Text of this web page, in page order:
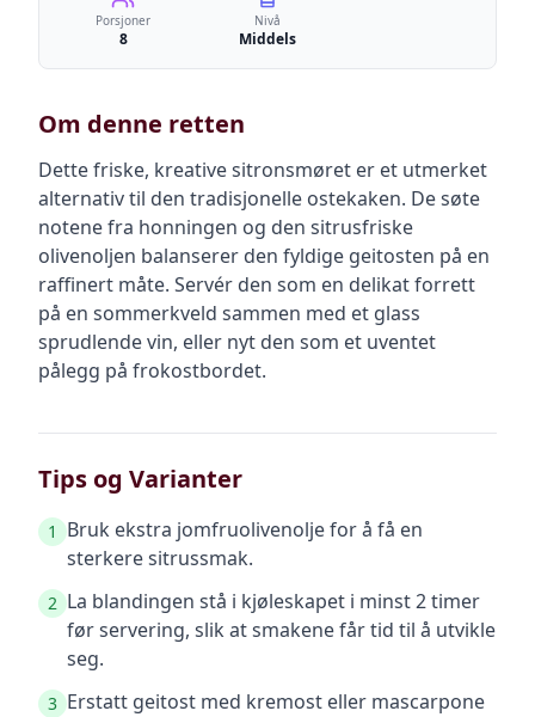
Porsjoner
8
Nivå
Middels
Om denne retten
Dette friske, kreative sitronsmøret er et utmerket
alternativ til den tradisjonelle ostekaken. De søte
notene fra honningen og den sitrusfriske
olivenoljen balanserer den fyldige geitosten på en
raffinert måte. Servér den som en delikat forrett
på en sommerkveld sammen med et glass
sprudlende vin, eller nyt den som et uventet
pålegg på frokostbordet.
Tips og Varianter
1
Bruk ekstra jomfruolivenolje for å få en
sterkere sitrussmak.
2 La blandingen stå i kjøleskapet i minst 2 timer
før servering, slik at smakene får tid til å utvikle
seg.
3 Erstatt geitost med kremost eller mascarpone